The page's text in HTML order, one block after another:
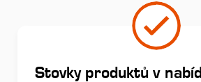
Stovky produktů v